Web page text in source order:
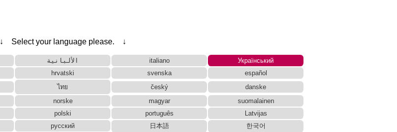
↓ Select your language please. ↓
الألبانية italiano
Український
hrvatski svenska
español
ไทย český
danske
norske magyar
suomalainen
polski português
Latvijas
русский 日本語 한국어